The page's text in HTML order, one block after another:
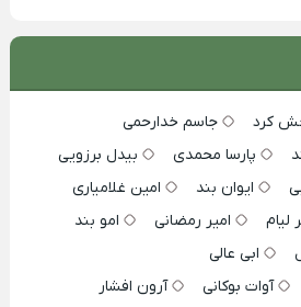
کرد
جاسم خدارحمی
پارسا محمدی
بیدل برزویی
ایوان بند
امین غلامیاری
لیام امیر رمضانی
امو بند
ابی عالی
آوات بوکانی
آرون افشار